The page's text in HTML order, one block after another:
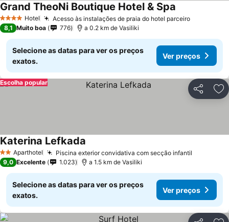
4 EstrelasHotel Acesso às instalações de praia do hotel parceiro
Grand TheoNi Boutique Hotel & Spa
8,1 Muito boa 776 a 0.2 km de Vasiliki
Selecione as datas para ver os preços
exatos.
Ver preços
Partilhar
Escolha popular
2 EstrelasAparthotel Piscina exterior convidativa com secção infantil
Katerina Lefkada
9,0 Excelente 1.023 a 1.5 km de Vasiliki
Selecione as datas para ver os preços
exatos.
Ver preços